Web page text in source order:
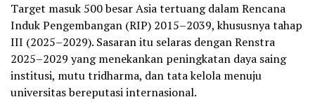
Target masuk 500 besar Asia tertuang dalam Rencana
Induk Pengembangan (RIP) 2015–2039, khususnya tahap
III (2025–2029). Sasaran itu selaras dengan Renstra
2025–2029 yang menekankan peningkatan daya saing
institusi, mutu tridharma, dan tata kelola menuju
universitas bereputasi internasional.